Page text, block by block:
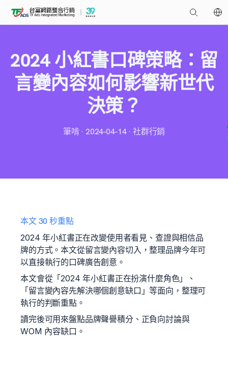
2024 小紅書口碑策略：留
言變內容如何影響新世代
決策？
筆啃 · 2024-04-14 · 社群行銷
本文 30 秒重點
2024 年小紅書正在改變使用者看見、查證與相信品
牌的方式。本文從留言變內容切入，整理品牌今年可
以直接執行的口碑廣告創意。
本文會從「2024 年小紅書正在扮演什麼角色」、
「留言變內容先解決哪個創意缺口」等面向，整理可
執行的判斷重點。
讀完後可用來盤點品牌聲譽積分、正負向討論與
WOM 內容缺口。